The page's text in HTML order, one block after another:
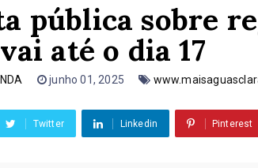
pública sobre
até o dia 17
junho 01, 2025
Twitter Linkedin Pinterest